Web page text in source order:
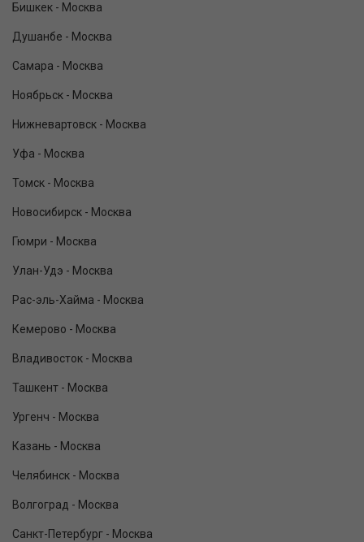
Бишкек - Москва
Душанбе - Москва
Самара - Москва
Ноябрьск - Москва
Нижневартовск - Москва
Уфа - Москва
Томск - Москва
Новосибирск - Москва
Гюмри - Москва
Улан-Удэ - Москва
Рас-эль-Хайма - Москва
Кемерово - Москва
Владивосток - Москва
Ташкент - Москва
Ургенч - Москва
Казань - Москва
Челябинск - Москва
Волгоград - Москва
Санкт-Петербург - Москва